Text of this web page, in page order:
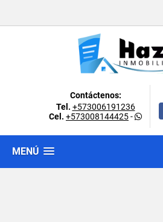
Contáctenos:
Tel. +573006191236
Cel. +573008144425-
MENÚ